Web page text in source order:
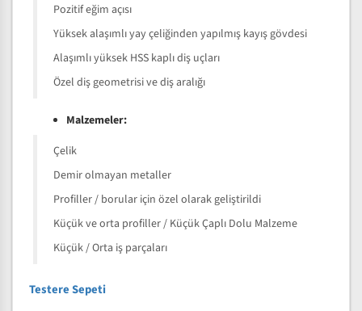
Pozitif eğim açısı
Yüksek alaşımlı yay çeliğinden yapılmış kayış gövdesi
Alaşımlı yüksek HSS kaplı diş uçları
Özel diş geometrisi ve diş aralığı
Malzemeler:
Çelik
Demir olmayan metaller
Profiller / borular için özel olarak geliştirildi
Küçük ve orta profiller / Küçük Çaplı Dolu Malzeme
Küçük / Orta iş parçaları
Testere Sepeti